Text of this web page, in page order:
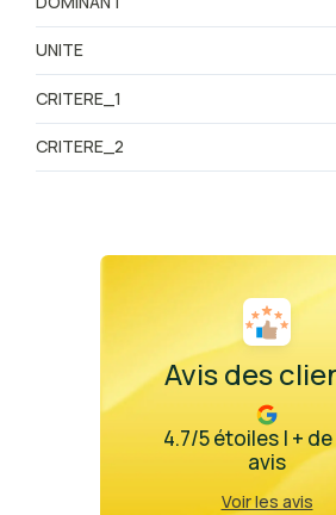
UNITE
CRITERE_1
CRITERE_2
Avis des
4.7/5 étoiles | +
avis
Voir les avis